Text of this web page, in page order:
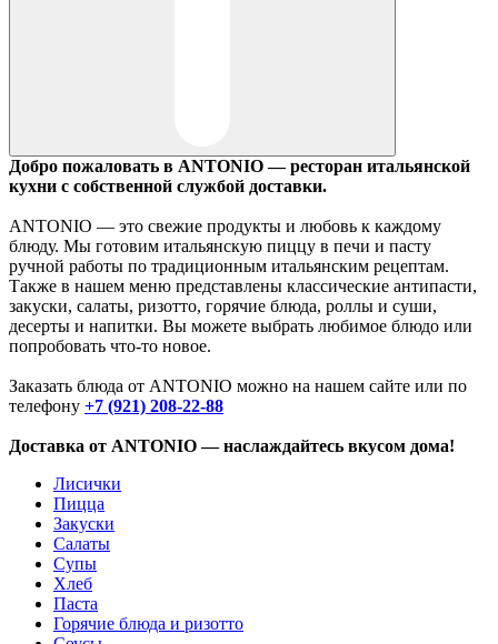
Добро пожаловать в ANTONIO — ресторан итальянской
кухни с собственной службой доставки.
ANTONIO — это свежие продукты и любовь к каждому
блюду. Мы готовим итальянскую пиццу в печи и пасту
ручной работы по традиционным итальянским рецептам.
Также в нашем меню представлены классические антипасти,
закуски, салаты, ризотто, горячие блюда, роллы и суши,
десерты и напитки. Вы можете выбрать любимое блюдо или
попробовать что-то новое.
Заказать блюда от ANTONIO можно на нашем сайте или по
телефону +7 (921) 208-22-88
Доставка от ANTONIO — наслаждайтесь вкусом дома!
Лисички
Пицца
Закуски
Салаты
Супы
Хлеб
Паста
Горячие блюда и ризотто